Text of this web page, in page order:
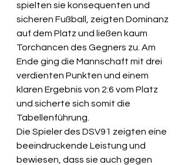
spielten sie konsequenten und
sicheren Fußball, zeigten Dominanz
auf dem Platz und ließen kaum
Torchancen des Gegners zu. Am
Ende ging die Mannschaft mit drei
verdienten Punkten und einem
klaren Ergebnis von 2:6 vom Platz
und sicherte sich somit die
Tabellenführung.
Die Spieler des DSV91 zeigten eine
beeindruckende Leistung und
bewiesen, dass sie auch gegen